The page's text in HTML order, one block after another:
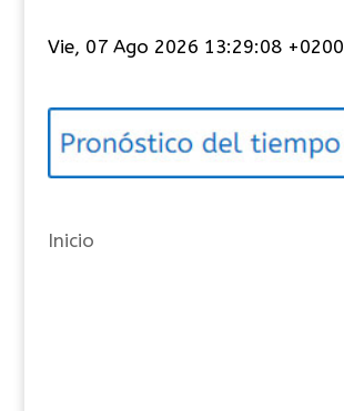
e
o
í
s
Vie, 07 Ago 2026 13:29:09 +0200
Inicio